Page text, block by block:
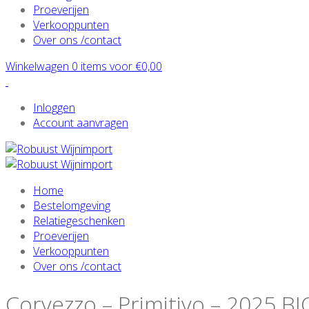
Proeverijen
Verkooppunten
Over ons /contact
Winkelwagen 0 items voor€0,00
Inloggen
Account aanvragen
Home
Bestelomgeving
Relatiegeschenken
Proeverijen
Verkooppunten
Over ons /contact